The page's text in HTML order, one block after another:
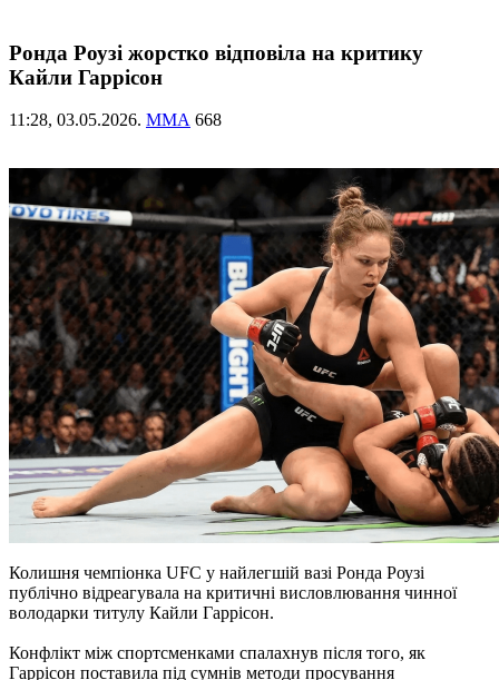
Ронда Роузі жорстко відповіла на критику
Кайли Гаррісон
11:28, 03.05.2026. ММА 668
Колишня чемпіонка UFC у найлегшій вазі Ронда Роузі
публічно відреагувала на критичні висловлювання чинної
володарки титулу Кайли Гаррісон.
Конфлікт між спортсменками спалахнув після того, як
Гаррісон поставила під сумнів методи просування